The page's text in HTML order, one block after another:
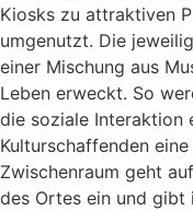
Kiosks zu attraktiven
umgenutzt. Die
einer Mischung aus
Leben erweckt. So
die soziale Interaktion
Kulturschaffenden
Zwischenraum geht
des Ortes ein und gibt